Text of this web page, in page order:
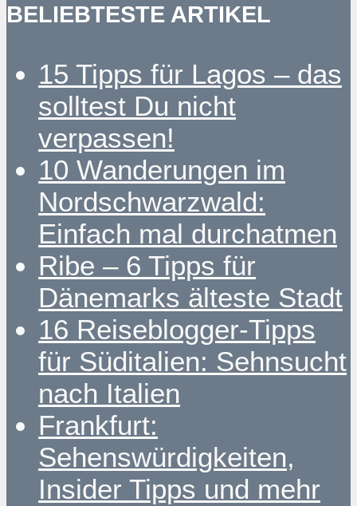
BELIEBTESTE ARTIKEL
15 Tipps für Lagos – das
solltest Du nicht
verpassen!
10 Wanderungen im
Nordschwarzwald:
Einfach mal durchatmen
Ribe – 6 Tipps für
Dänemarks älteste Stadt
16 Reiseblogger-Tipps
für Süditalien: Sehnsucht
nach Italien
Frankfurt:
Sehenswürdigkeiten,
Insider Tipps und mehr